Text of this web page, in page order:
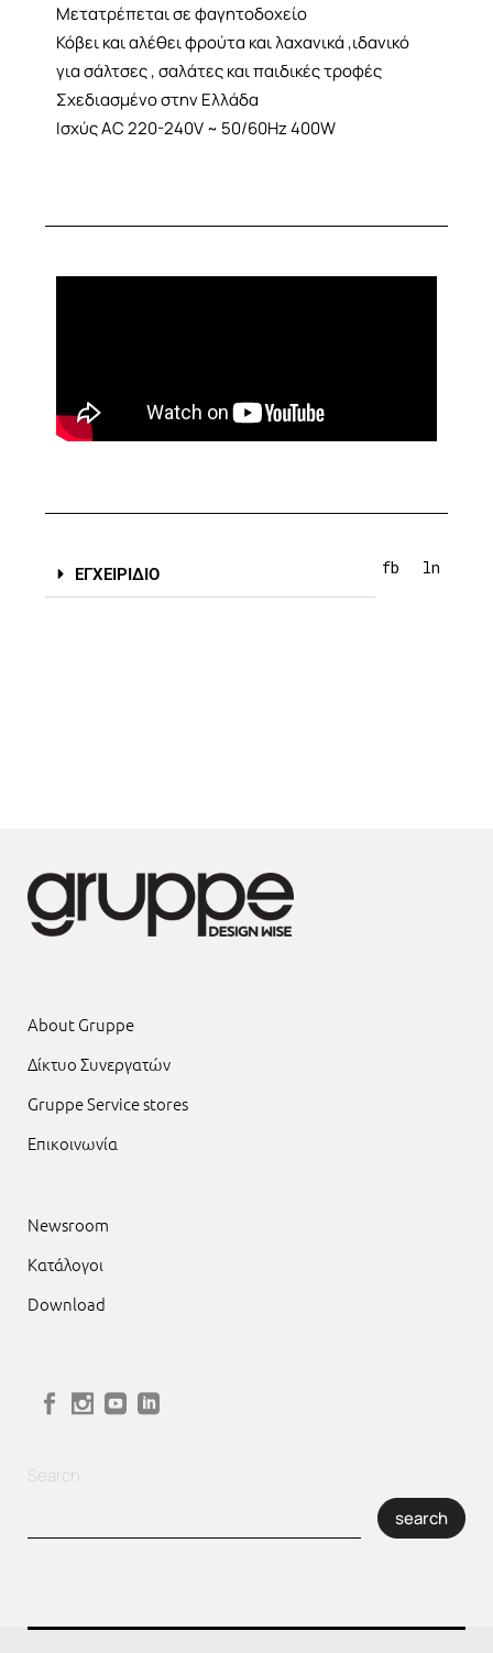
Μετατρέπεται σε φαγητοδοχείο
Κόβει και αλέθει φρούτα και λαχανικά ,ιδανικό
για σάλτσες , σαλάτες και παιδικές τροφές
Σχεδιασμένο στην Ελλάδα
Ισχύς AC 220-240V ~ 50/60Hz 400W
ΕΓΧΕΙΡΙΔΙΟ fb ln
About Gruppe
Δίκτυο Συνεργατών
Gruppe Service stores
Επικοινωνία
Newsroom
Κατάλογοι
Download
Search
search